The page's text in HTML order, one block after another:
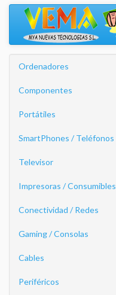
Ordenadores
Componentes
Portátiles
SmartPhones / Teléfonos
Televisor
Impresoras / Consumibles
Conectividad / Redes
Gaming / Consolas
Cables
Periféricos